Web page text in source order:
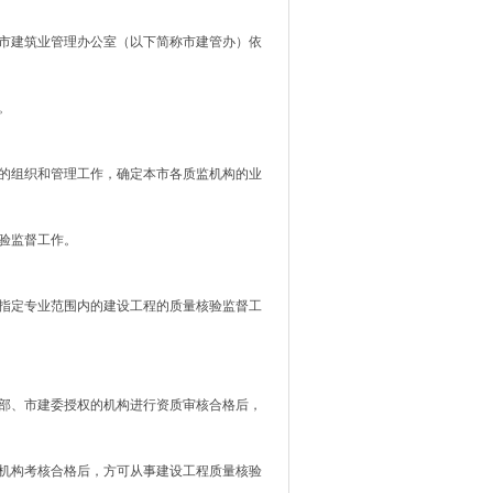
建筑业管理办公室（以下简称市建管办）依
组织和管理工作，确定本市各质监机构的业
监督工作。
定专业范围内的建设工程的质量核验监督工
市建委授权的机构进行资质审核合格后，
构考核合格后，方可从事建设工程质量核验